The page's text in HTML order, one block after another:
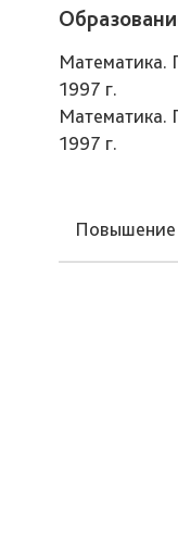
Математика.
1997 г.
Математика.
1997 г.
Повышение